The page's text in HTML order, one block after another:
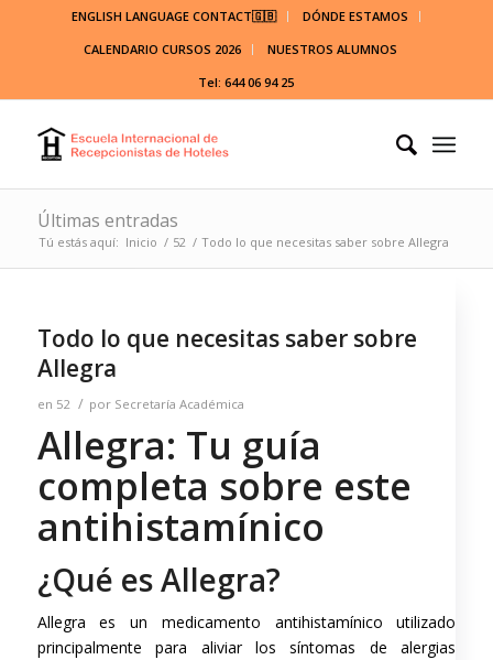
ENGLISH LANGUAGE CONTACT🇬🇧
DÓNDE ESTAMOS
CALENDARIO CURSOS 2026
NUESTROS ALUMNOS
Tel: 644 06 94 25
Últimas entradas
Tú estás aquí: Inicio / 52 / Todo lo que necesitas saber sobre Allegra
Todo lo que necesitas saber sobre
Allegra
en 52 / por Secretaría Académica
Allegra: Tu guía
completa sobre este
antihistamínico
¿Qué es Allegra?
Allegra es un medicamento antihistamínico utilizado
principalmente para aliviar los síntomas de alergias